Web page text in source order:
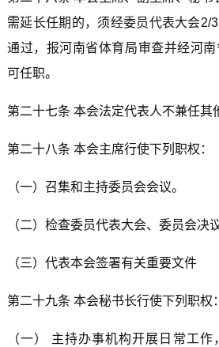
需延长任期的，须经委员代表大会2/
通过，报河南省体育局审查并经河
可任职。
第二十七条 本会法定代表人不兼任其
第二十八条 本会主席行使下列职权：
（一）召集和主持委员会会议。
（二）检查委员代表大会、委员会决
（三）代表本会签署有关重要文件
第二十九条 本会秘书长行使下列职权
（一） 主持办事机构开展日常工